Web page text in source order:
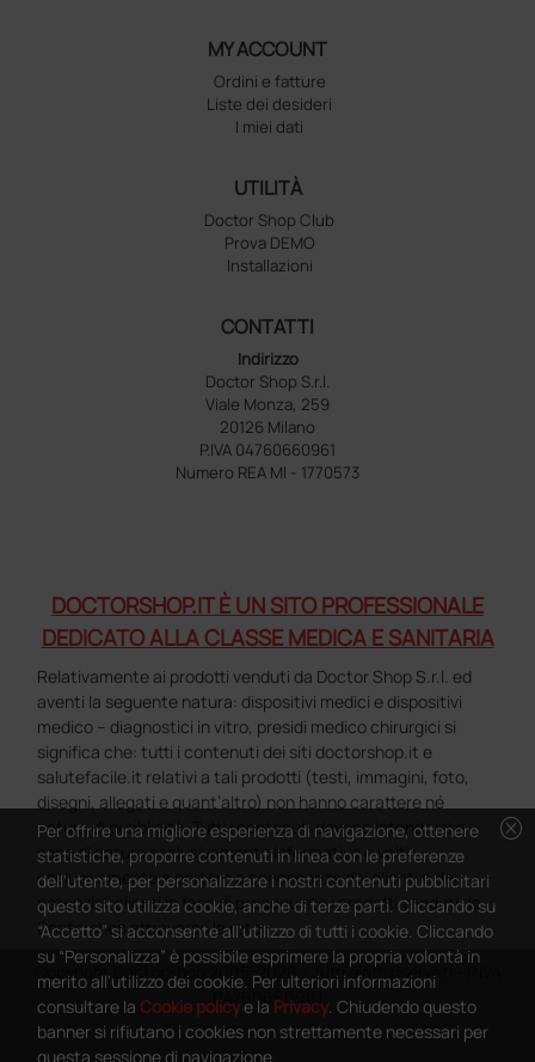
MY ACCOUNT
Ordini e fatture
Liste dei desideri
I miei dati
UTILITÀ
Doctor Shop Club
Prova DEMO
Installazioni
CONTATTI
Indirizzo
Doctor Shop S.r.l.
Viale Monza, 259
20126 Milano
P.IVA 04760660961
Numero REA MI - 1770573
DOCTORSHOP.IT È UN SITO PROFESSIONALE
DEDICATO ALLA CLASSE MEDICA E SANITARIA
Relativamente ai prodotti venduti da Doctor Shop S.r.l. ed
aventi la seguente natura: dispositivi medici e dispositivi
medico – diagnostici in vitro, presidi medico chirurgici si
significa che: tutti i contenuti dei siti doctorshop.it e
salutefacile.it relativi a tali prodotti (testi, immagini, foto,
disegni, allegati e quant’altro) non hanno carattere né
natura di pubblicità. Tutti i contenuti devono intendersi e
sono di natura esclusivamente informativa e volti
esclusivamente a portare a conoscenza dei clienti e dei
potenziali clienti in fase di preacquisto i prodotti venduti da
Doctorshop attraverso la rete.
Copyright DoctorShop 2005-2026 - Tutti diritti riservati - P.IVA
04760660961
cancel
Per offrire una migliore esperienza di navigazione, ottenere
statistiche, proporre contenuti in linea con le preferenze
dell'utente, per personalizzare i nostri contenuti pubblicitari
questo sito utilizza cookie, anche di terze parti. Cliccando su
“Accetto” si acconsente all'utilizzo di tutti i cookie. Cliccando
su “Personalizza” è possibile esprimere la propria volontà in
merito all'utilizzo dei cookie. Per ulteriori informazioni
consultare la Cookie policye la Privacy. Chiudendo questo
banner si rifiutano i cookies non strettamente necessari per
questa sessione di navigazione.